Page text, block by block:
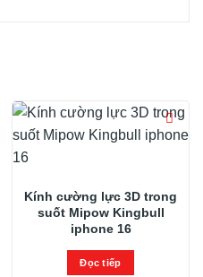
Kính cường lực 3D trong
suốt Mipow Kingbull
iphone 16
Đọc tiếp